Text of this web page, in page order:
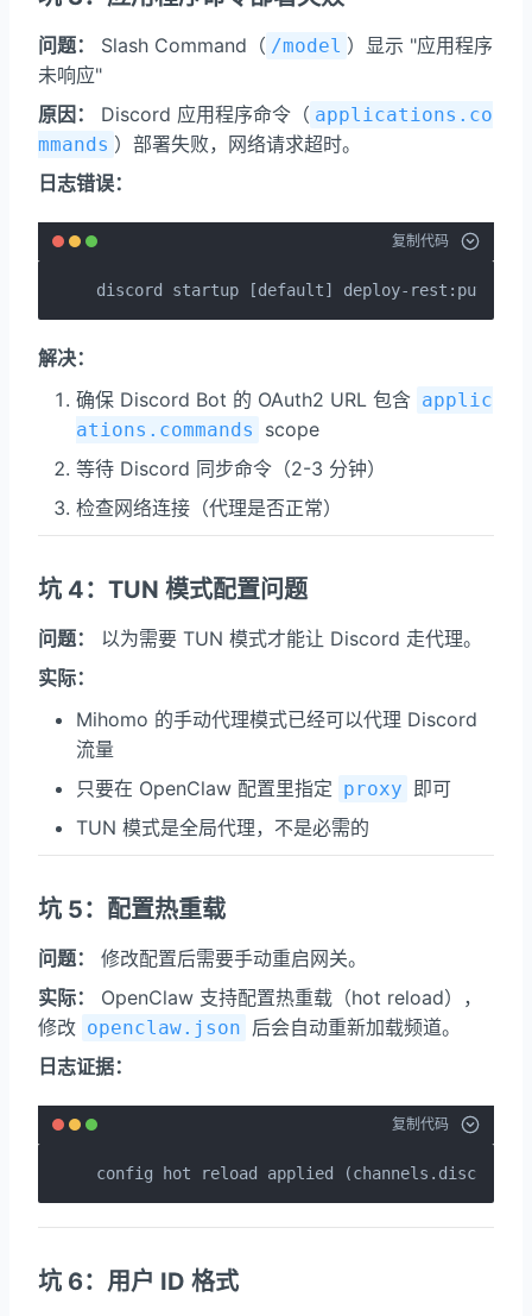
问题： Slash Command（ /model ）显示 "应用程序
未响应"
原因：
Discord 应用程序命令（ applications.co
mmands ）部署失败，网络请求超时。
日志错误：
复制代码
discord startup [default] deploy-
解决：
确保 Discord Bot 的 OAuth2 URL 包含 applic
ations.commands
scope
等待 Discord 同步命令（2-3 分钟）
检查网络连接（代理是否正常）
坑 4：TUN 模式配置问题
问题：
以为需要 TUN 模式才能让 Discord 走代理。
实际：
Mihomo 的手动代理模式已经可以代理 Discord
流量
只要在 OpenClaw 配置里指定 proxy 即可
TUN 模式是全局代理，不是必需的
坑 5：配置热重载
问题：
修改配置后需要手动重启网关。
实际：
OpenClaw 支持配置热重载（hot reload），
修改 openclaw.json 后会自动重新加载频道。
日志证据：
复制代码
config hot reload applied
坑 6：用户 ID 格式